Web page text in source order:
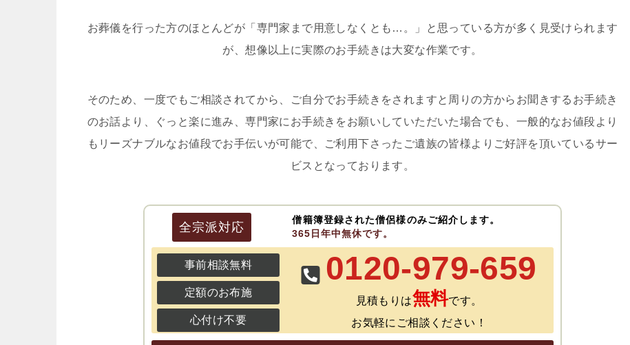
お葬儀を行った方のほとんどが「専門家まで用意しなくとも…。」と思っている方が多く見受けられます
が、想像以上に実際のお手続きは大変な作業です。
そのため、一度でもご相談されてから、ご自分でお手続きをされますと周りの方からお聞きするお手続き
のお話より、ぐっと楽に進み、専門家にお手続きをお願いしていただいた場合でも、一般的なお値段より
もリーズナブルなお値段でお手伝いが可能で、ご利用下さったご遺族の皆様よりご好評を頂いているサー
ビスとなっております。
全宗派対応
僧籍簿登録された僧侶様のみご紹介します。
365日年中無休です。
事前相談無料
定額のお布施
心付け不要
0120-979-659
見積もりは無料です。
お気軽にご相談ください！